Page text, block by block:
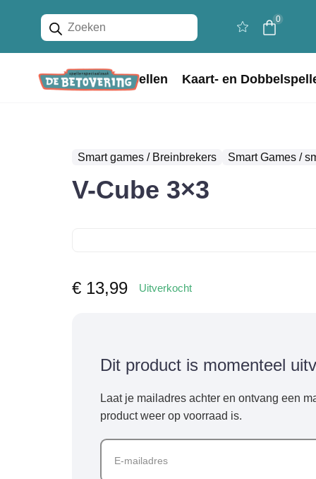
Producten
zoeken
0
Home Bordspellen Kaart- en
Smart games / Breinbrekers Smart Games /
V-Cube 3×3
€ 13,99 Uitverkocht
Dit product is momenteel
Laat je mailadres achter en ontvang een
product weer op voorraad is.